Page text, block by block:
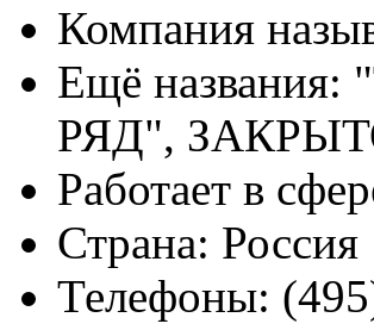
Компания
Ещё названия:
РЯД",
Работает в
Страна: Россия
Телефоны: